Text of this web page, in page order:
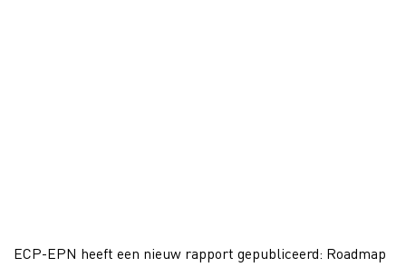
ECP-EPN heeft een nieuw rapport gepubliceerd: Roadmap